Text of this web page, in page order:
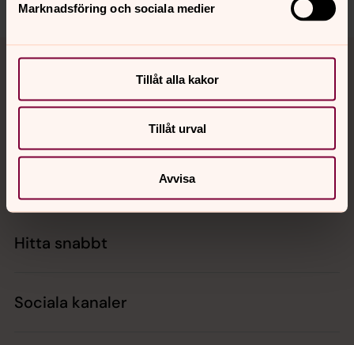
Marknadsföring och sociala medier
Tillåt alla kakor
Tillåt urval
Avvisa
Tillbaka till toppen
Tillbaka till innehållet
Hitta snabbt
Sociala kanaler